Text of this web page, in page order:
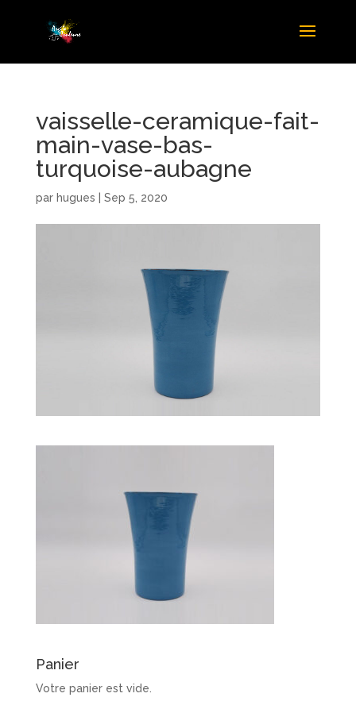
vaisselle-ceramique-fait-
main-vase-bas-
turquoise-aubagne
par hugues Sep 5, 2020
Panier
Votre panier est vide.